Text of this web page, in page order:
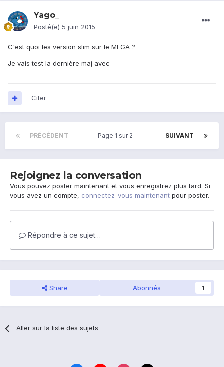
Yago_
Posté(e) 5 juin 2015
C'est quoi les version slim sur le MEGA ?
Je vais test la dernière maj avec
Citer
PRÉCÉDENT SUIVANT
Page 1 sur 2
Rejoignez la conversation
Vous pouvez poster maintenant et vous enregistrez plus tard. Si
vous avez un compte, connectez-vous maintenant pour poster.
Répondre à ce sujet…
Share Abonnés 1
Aller sur la liste des sujets